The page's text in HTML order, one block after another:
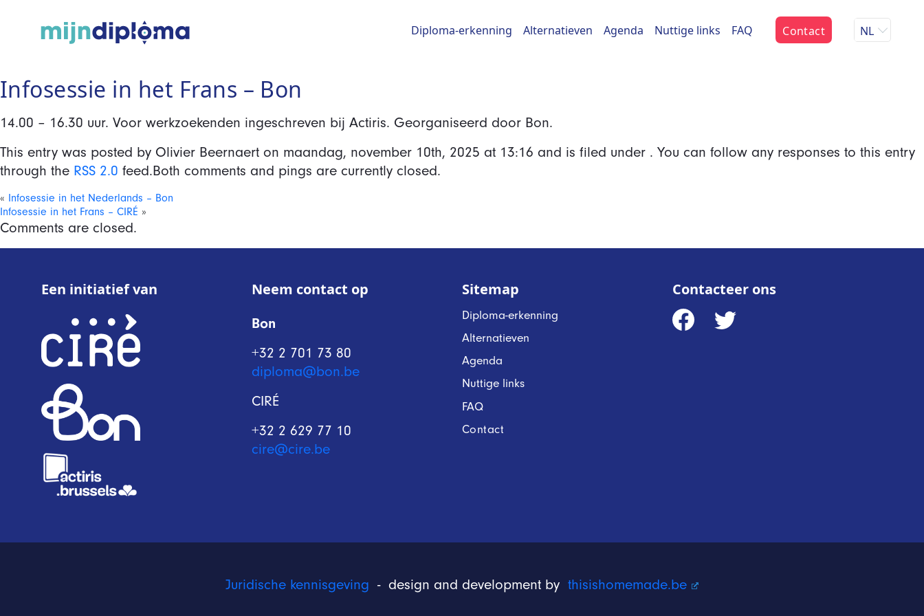
Diploma-erkenning Alternatieven Agenda Nuttige links FAQ Contact NL
Infosessie in het Frans – Bon
14.00 – 16.30 uur. Voor werkzoekenden ingeschreven bij Actiris. Georganiseerd door Bon.
This entry was posted by Olivier Beernaert on maandag, november 10th, 2025 at 13:16 and is filed under . You can follow any responses to this entry
through the RSS 2.0 feed.Both comments and pings are currently closed.
« Infosessie in het Nederlands – Bon
Infosessie in het Frans – CIRÉ »
Comments are closed.
Een initiatief van Neem contact op
Bon
+32 2 701 73 80
diploma@bon.be
CIRÉ
+32 2 629 77 10
cire@cire.be
Sitemap
Diploma-erkenning
Alternatieven
Agenda
Nuttige links
FAQ
Contact
Contacteer ons
Juridische kennisgeving - design and development bythisishomemade.be